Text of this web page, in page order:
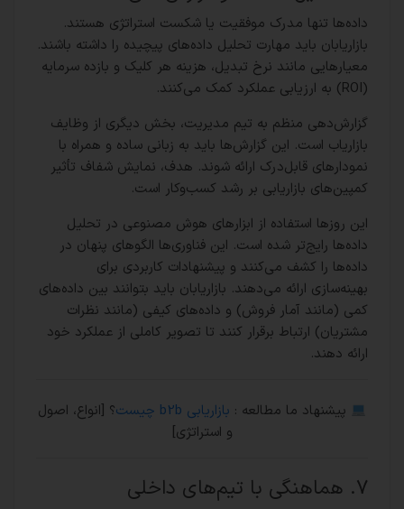
داده‌ها تنها مدرک موفقیت یا شکست استراتژی‌ هستند.
بازاریابان باید مهارت تحلیل داده‌های پیچیده را داشته باشند.
معیارهایی مانند نرخ تبدیل، هزینه هر کلیک و بازده سرمایه
(ROI) به ارزیابی عملکرد کمک می‌کنند.
گزارش‌دهی منظم به تیم مدیریت، بخش دیگری از وظایف
بازاریاب است. این گزارش‌ها باید به زبانی ساده و همراه با
نمودارهای قابل‌درک ارائه شوند. هدف، نمایش شفاف تأثیر
کمپین‌های بازاریابی بر رشد کسب‌وکار است.
این روزها استفاده از ابزارهای هوش مصنوعی در تحلیل
داده‌ها رایج‌تر شده است. این فناوری‌ها الگوهای پنهان در
داده‌ها را کشف می‌کنند و پیشنهادات کاربردی برای
بهینه‌سازی ارائه می‌دهند. بازاریابان باید بتوانند بین داده‌های
کمی (مانند آمار فروش) و داده‌های کیفی (مانند نظرات
مشتریان) ارتباط برقرار کنند تا تصویر کاملی از عملکرد خود
ارائه دهند.
پیشنهاد ما مطالعه : بازاریابی b2b چیست
؟ [انواع، اصول
و استراتژی]
۷. هماهنگی با تیم‌های داخلی